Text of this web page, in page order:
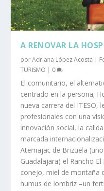
A RENOVAR LA
porAdriana López Acosta |
TURISMO | 0
El comunitario, el
centrado en la persona;
nueva carrera del ITESO,
profesionales con una
innovación social, la
marcada
Atemajac de Brizuela
Guadalajara) el Rancho
conejo, miel de montaña
humus de lombriz –un